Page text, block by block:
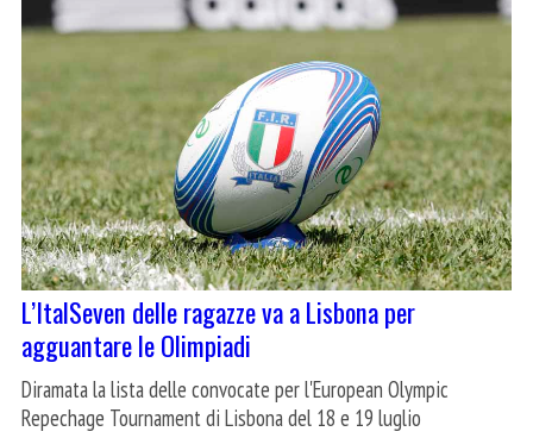
L’ItalSeven delle ragazze va a Lisbona per
agguantare le Olimpiadi
Diramata la lista delle convocate per l'European Olympic
Repechage Tournament di Lisbona del 18 e 19 luglio